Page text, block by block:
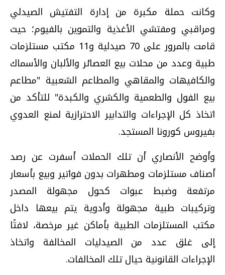
وكانت حملة مكبرة من إدارة التفتيش الصيدلي
ومراقبي ومفتشي الأغذية والتموين بالفيوم؛ حيث
قامت بالمرور على 70 صيدلية و11 مكتب مستلزمات
طبية وعدد من محلات بيع العصائر والألبان والأسماك
والكافيهات والمقاهي والمطاعم الشعبية "مطاعم
بيع الفول والطعمية والكشري والكبدة" للتأكد من
اتخاذ كل الإجراءات والتدابير الاحترازية لمنع العدوي
بفيروس كورونا المستجد.
وأوضح الأنصاري أن تلك الحملات أسفرت عن رصد
أصناف مستلزمات ومطهرات بدون فواتير وبيع بأسعار
مرتفعة وضبط عبوات كحول مجهولة المصدر
وتركيبات طبية مجهولة وأدوية يتم بيعها داخل
مكتب المستلزمات الطبية بأماكن غير مرخصة، لافتًا
إلى غلق عدد من الصيدليات المخالفة واتخاذ
الإجراءات القانونية حيال تلك المخالفات.